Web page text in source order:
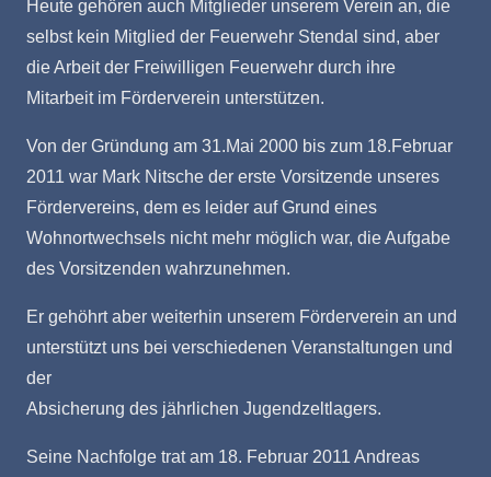
Heute gehören auch Mitglieder unserem Verein an, die
selbst kein Mitglied der Feuerwehr Stendal sind, aber
die Arbeit der Freiwilligen Feuerwehr durch ihre
Mitarbeit im Förderverein unterstützen.
Von der Gründung am 31.Mai 2000 bis zum 18.Februar
2011 war Mark Nitsche der erste Vorsitzende unseres
Fördervereins, dem es leider auf Grund eines
Wohnortwechsels nicht mehr möglich war, die Aufgabe
des Vorsitzenden wahrzunehmen.
Er gehöhrt aber weiterhin unserem Förderverein an und
unterstützt uns bei verschiedenen Veranstaltungen und
der
Absicherung des jährlichen Jugendzeltlagers.
Seine Nachfolge trat am 18. Februar 2011 Andreas